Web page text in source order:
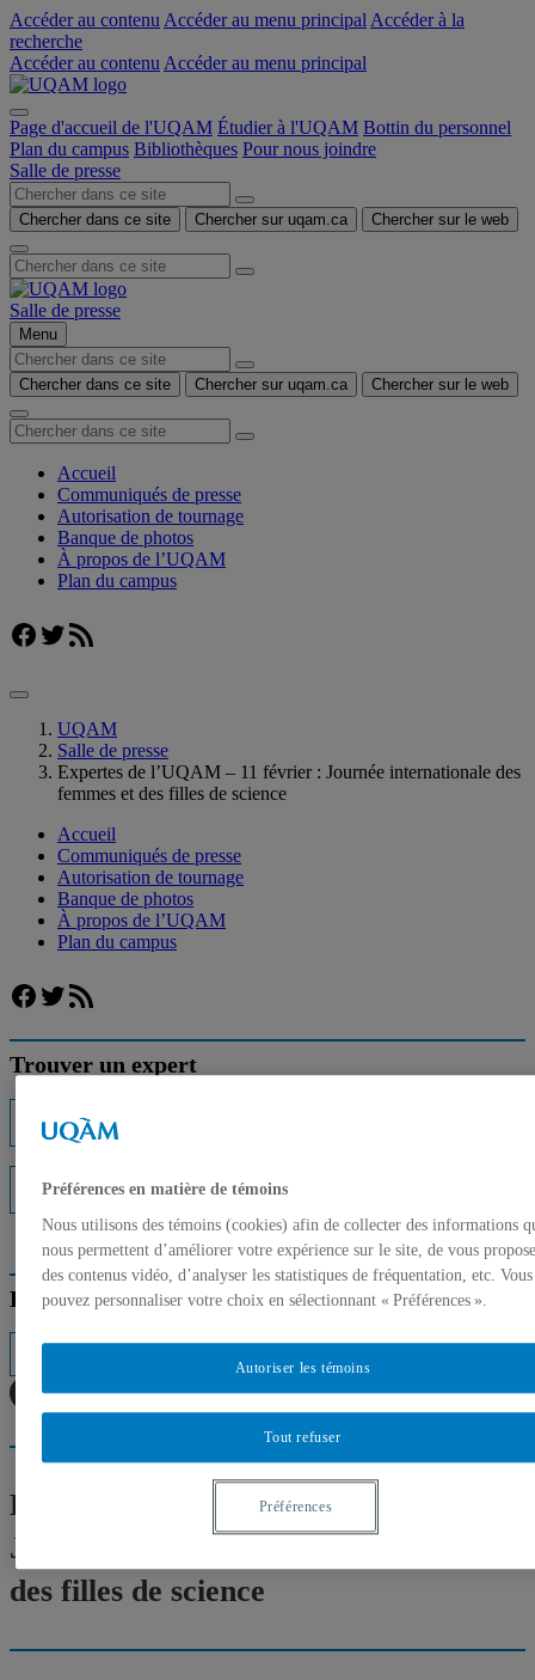
Accéder au contenu Accéder au menu principal Accéder à la
recherche
Accéder au contenu Accéder au menu principal
Page d'accueil de l'UQAM Étudier à l'UQAM Bottin du personnel
Plan du campus Bibliothèques Pour nous joindre
Salle de presse
Chercher dans ce site Chercher sur uqam.ca Chercher sur le web
Salle de presse
Menu
Chercher dans ce site Chercher sur uqam.ca Chercher sur le web
Accueil
Communiqués de presse
Autorisation de tournage
Banque de photos
À propos de l’UQAM
Plan du campus
Facebook
Twitter
Flux RSS
UQAM
Salle de presse
Expertes de l’UQAM – 11 février : Journée internationale des
femmes et des filles de science
Accueil
Communiqués de presse
Autorisation de tournage
Banque de photos
À propos de l’UQAM
Plan du campus
Facebook
Twitter
Flux RSS
Trouver un expert
Listes d'experts
Interventions médiatiques
Répertoire des professeurs
Expertes de l’UQAM – 11 février :
Journée internationale des femmes et
des filles de science
Préférences en matière de témoins
Nous utilisons des témoins (cookies) afin de collecter des informations
nous permettent d’améliorer votre expérience sur le site, de vous
des contenus vidéo, d’analyser les statistiques de fréquentation, etc. Vous
pouvez personnaliser votre choix en sélectionnant « Préférences ».
Tout refuser
Autoriser les témoins
Préférences